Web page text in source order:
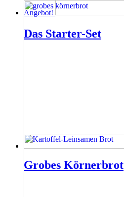
Angebot!
Das Starter-Set
Grobes Körnerbrot